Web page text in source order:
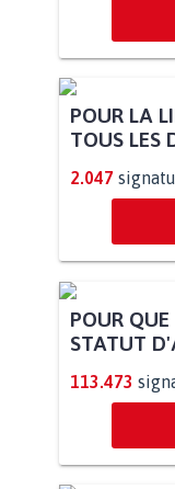
POUR LA
TOUS LES
2.047
POUR
STATUT
113.473